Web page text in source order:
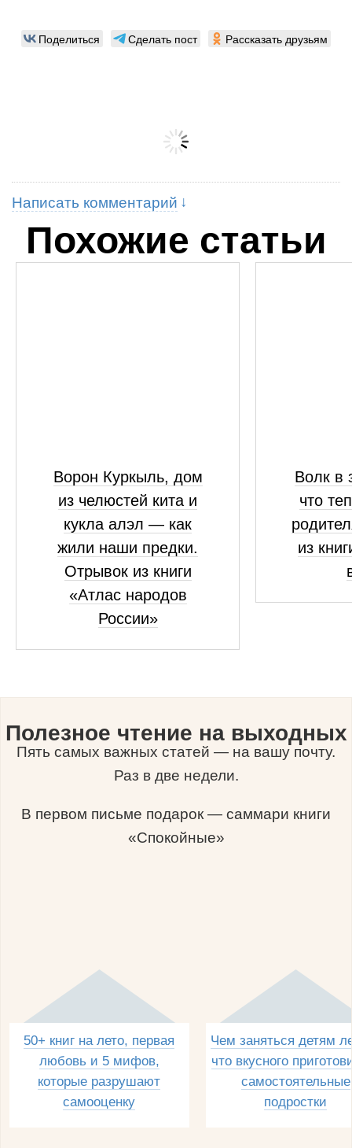
Поделиться Сделать пост Рассказать друзьям
Написать комментарий
Похожие статьи
Ворон Куркыль, дом
из челюстей кита и
кукла алэл — как
жили наши предки.
Отрывок из книги
«Атлас народов
России»
Волк в
что
из
Полезное чтение на выходных
Пять самых важных статей — на вашу почту.
Раз в две недели.
В первом письме подарок — саммари книги
«Спокойные»
50+ книг на лето, первая
любовь и 5 мифов,
которые разрушают
самооценку
Чем заняться детям
что вкусного
самостоятельные
подростки